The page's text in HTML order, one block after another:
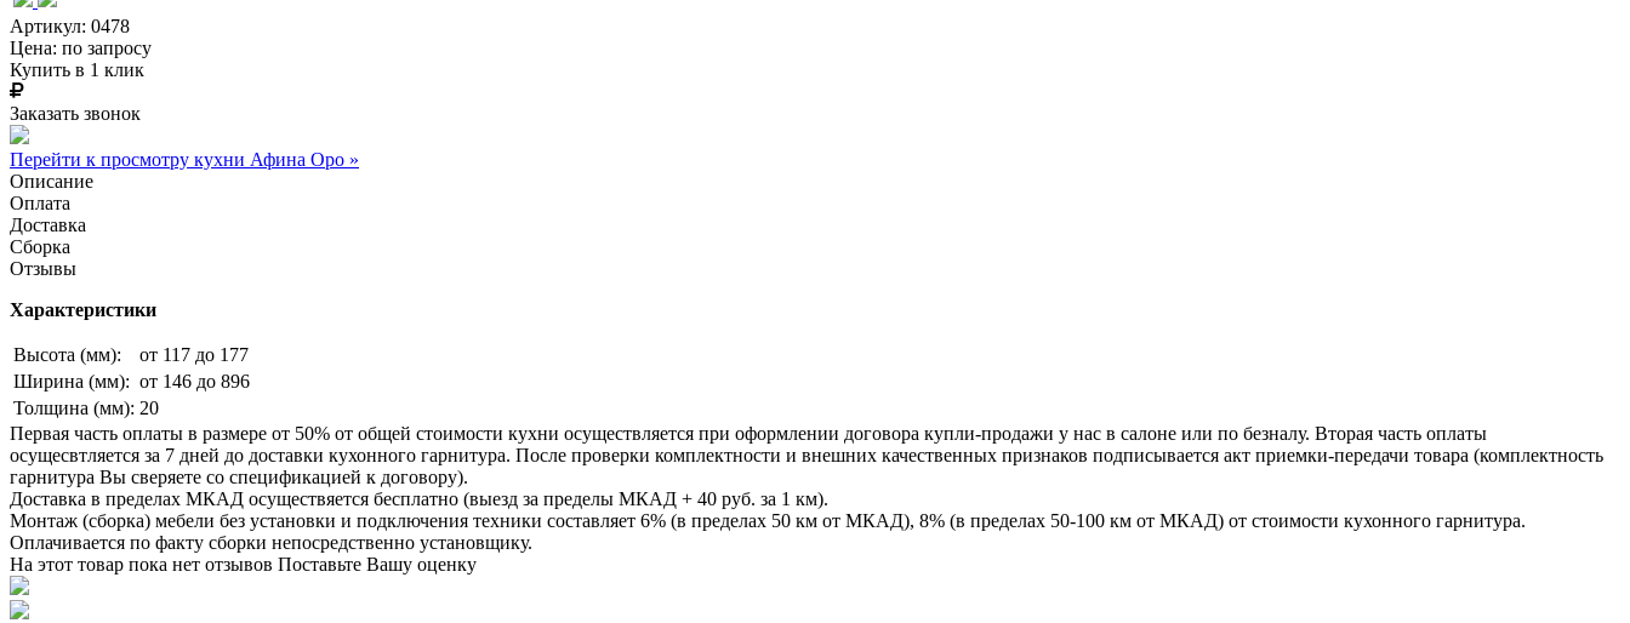
Артикул: 0478
Цена: по запросу
Купить в 1 клик
Заказать звонок
Перейти к просмотру кухни Афина Оро »
Описание
Оплата
Доставка
Сборка
Отзывы
Характеристики
Высота (мм):
от 117 до 177
Ширина (мм): от 146 до 896
Толщина (мм): 20
Первая часть оплаты в размере от 50% от общей стоимости кухни осуществляется при оформлении договора купли-продажи у нас в салоне или по безналу. Вторая часть оплаты
осущесвтляется за 7 дней до доставки кухонного гарнитура. После проверки комплектности и внешних качественных признаков подписывается акт приемки-передачи товара (комплектность
гарнитура Вы сверяете со спецификацией к договору).
Доставка в пределах МКАД осуществяется бесплатно (выезд за пределы МКАД + 40 руб. за 1 км).
Монтаж (сборка) мебели без установки и подключения техники составляет 6% (в пределах 50 км от МКАД), 8% (в пределах 50-100 км от МКАД) от стоимости кухонного гарнитура.
Оплачивается по факту сборки непосредственно установщику.
На этот товар пока нет отзывов Поставьте Вашу оценку